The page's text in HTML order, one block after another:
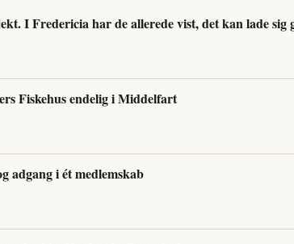
I Fredericia har de allerede vist, det kan lade sig
Fiskehus endelig i Middelfart
adgang i ét medlemskab